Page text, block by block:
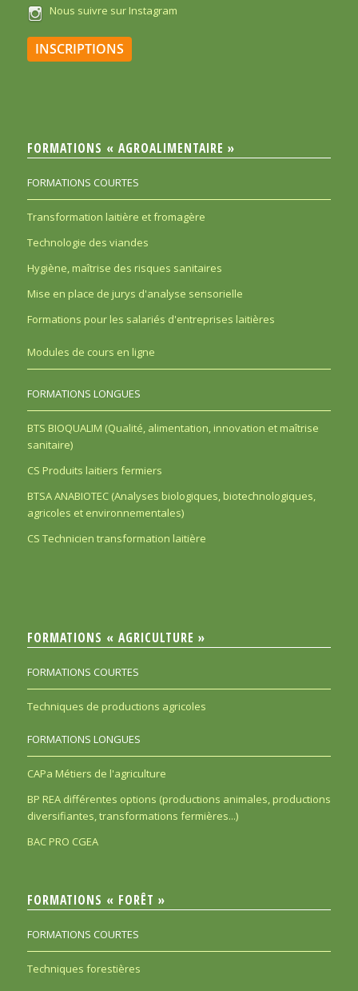
Nous suivre sur Instagram
INSCRIPTIONS
FORMATIONS « AGROALIMENTAIRE »
FORMATIONS COURTES
Transformation laitière et fromagère
Technologie des viandes
Hygiène, maîtrise des risques sanitaires
Mise en place de jurys d'analyse sensorielle
Formations pour les salariés d'entreprises laitières
Modules de cours en ligne
FORMATIONS LONGUES
BTS BIOQUALIM (Qualité, alimentation, innovation et maîtrise
sanitaire)
CS Produits laitiers fermiers
BTSA ANABIOTEC (Analyses biologiques, biotechnologiques,
agricoles et environnementales)
CS Technicien transformation laitière
FORMATIONS « AGRICULTURE »
FORMATIONS COURTES
Techniques de productions agricoles
FORMATIONS LONGUES
CAPa Métiers de l'agriculture
BP REA différentes options (productions animales, productions
diversifiantes, transformations fermières...)
BAC PRO CGEA
FORMATIONS « FORÊT »
FORMATIONS COURTES
Techniques forestières